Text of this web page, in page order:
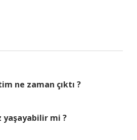
ne zaman çıktı ?
yaşayabilir mi ?